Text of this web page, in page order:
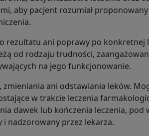
aby pacjent rozumiał
rezultatu ani poprawy po konkretnej
od rodzaju trudności,
na jego funkcjonowanie.
zmieniania ani odstawiania leków.
w trakcie leczenia
dawek lub kończenia leczenia, pod
nadzorowany przez lekarza.